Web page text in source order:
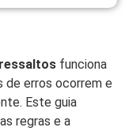
funciona
de erros ocorrem e
Este guia
regras e a